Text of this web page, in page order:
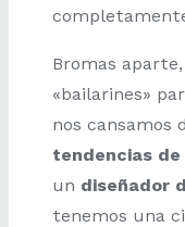
Bromas
«bailarines»
nos cansamos
tendencias de
un diseñador
tenemos una